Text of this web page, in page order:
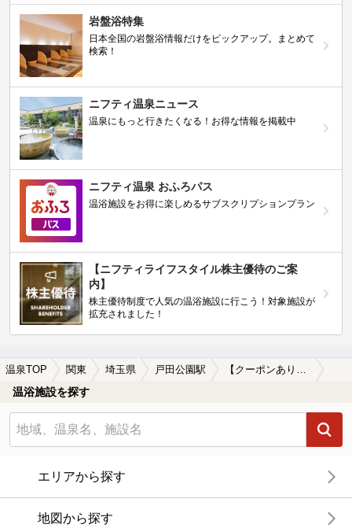
岩盤浴特集
日本全国の岩盤浴情報だけをピックアップ。まとめて
検索！
ニフティ温泉ニュース
温泉にもっと行きたくなる！お得な情報を掲載中
ニフティ温泉 おふろパス
温浴施設をお得に楽しめるサブスクリプションプラン
【ニフティライフスタイル株主優待のご案
内】
株主優待制度で人気の温浴施設に行こう！対象施設が
拡充されました！
温泉TOP 関東 埼玉県 戸田公園駅 【クーポンあり】切り傷に効能がある戸田公園駅近くの温泉、日帰り温泉、スーパー銭湯おすすめ
温浴施設を探す
エリアから探す
地図から探す